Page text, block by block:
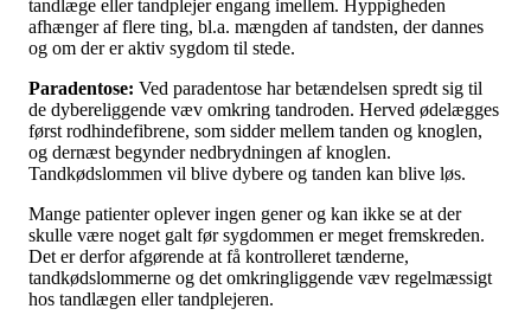
tandlæge eller tandplejer engang imellem. Hyppigheden
afhænger af flere ting, bl.a. mængden af tandsten, der dannes
og om der er aktiv sygdom til stede.
Paradentose: Ved paradentose har betændelsen spredt sig til
de dybereliggende væv omkring tandroden. Herved ødelægges
først rodhindefibrene, som sidder mellem tanden og knoglen,
og dernæst begynder nedbrydningen af knoglen.
Tandkødslommen vil blive dybere og tanden kan blive løs.
Mange patienter oplever ingen gener og kan ikke se at der
skulle være noget galt før sygdommen er meget fremskreden.
Det er derfor afgørende at få kontrolleret tænderne,
tandkødslommerne og det omkringliggende væv regelmæssigt
hos tandlægen eller tandplejeren.